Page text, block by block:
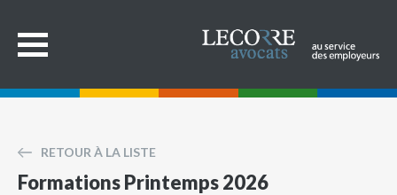
RETOUR À LA LISTE
Formations Printemps 2026